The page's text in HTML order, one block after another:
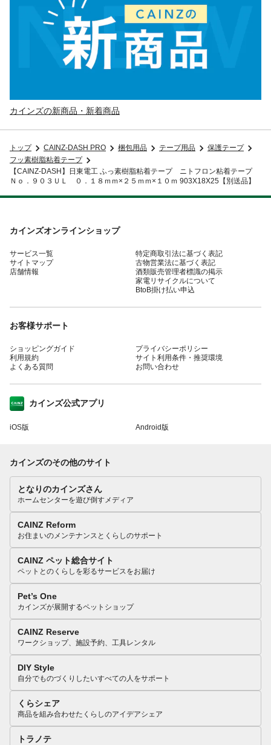
カインズの新商品・新着商品
トップ CAINZ-DASH PRO 梱包用品 テープ用品
保護テープ
フッ素樹脂粘着テープ
【CAINZ-DASH】日東電工 ふっ素樹脂粘着テープ ニトフロン粘着テープ
Ｎｏ．９０３ＵＬ ０．１８ｍｍ×２５ｍｍ×１０ｍ 903X18X25【別送品】
カインズオンラインショップ
サービス一覧
サイトマップ
店舗情報
特定商取引法に基づく表記
古物営業法に基づく表記
酒類販売管理者標識の掲示
家電リサイクルについて
BtoB掛け払い申込
お客様サポート
ショッピングガイド
利用規約
よくある質問
プライバシーポリシー
サイト利用条件・推奨環境
お問い合わせ
カインズ公式アプリ
iOS版 Android版
カインズのその他のサイト
となりのカインズさん
ホームセンターを遊び倒すメディア
CAINZ Reform
お住まいのメンテナンスとくらしのサポート
CAINZ ペット総合サイト
ペットとのくらしを彩るサービスをお届け
Pet’s One
カインズが展開するペットショップ
CAINZ Reserve
ワークショップ、施設予約、工具レンタル
DIY Style
自分でものづくりしたいすべての人をサポート
くらシェア
商品を組み合わせたくらしのアイデアシェア
トラノテ